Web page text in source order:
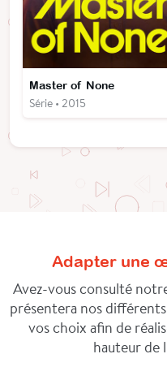
Master of None
Série • 2015
Adapter une
Avez-vous consulté
présentera nos
vos choix afin de
hauteur de